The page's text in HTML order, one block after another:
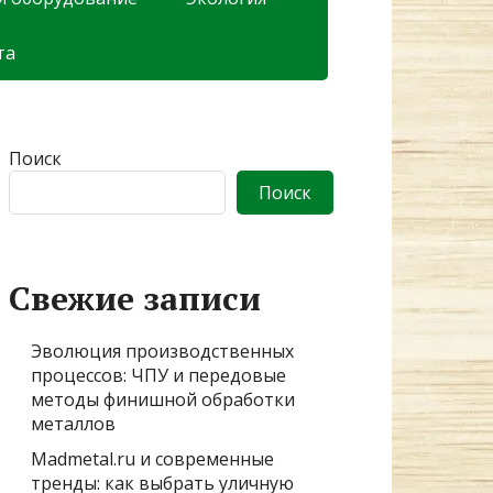
Поиск
Поиск
Свежие записи
Эволюция производственных
процессов: ЧПУ и передовые
методы финишной обработки
металлов
Madmetal.ru и современные
тренды: как выбрать уличную